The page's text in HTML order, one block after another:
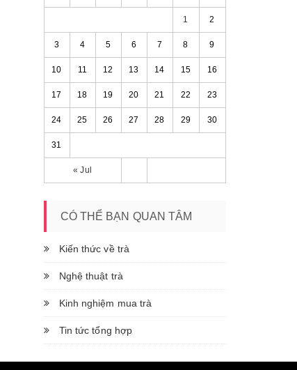
« Jul
1 2
3 4 5 6 7 8 9
10 11 12 13 14 15 16
17 18 19 20 21 22 23
24 25 26 27 28 29 30
31
CÓ THỂ BẠN QUAN TÂM
Kiến thức về trà
Nghệ thuật trà
Kinh nghiệm mua trà
Tin tức tổng hợp